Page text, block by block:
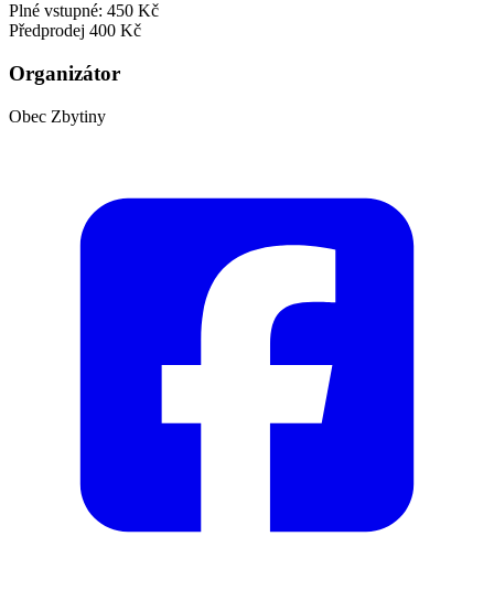
Plné vstupné: 450 Kč
Předprodej 400 Kč
Organizátor
Obec Zbytiny